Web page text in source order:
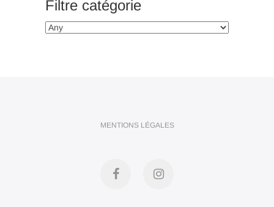
Filtre catégorie
MENTIONS LÉGALES
FacebookInstagram